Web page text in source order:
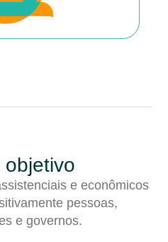
objetivo
e econômicos
pessoas,
e governos.